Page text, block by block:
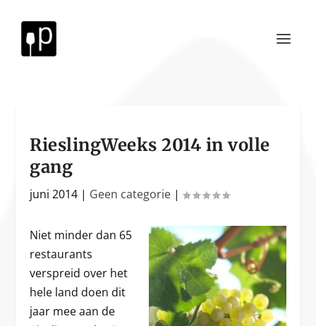
RieslingWeeks 2014 in volle
gang
juni 2014 | Geen categorie |
Niet minder dan 65
restaurants
verspreid over het
hele land doen dit
jaar mee aan de